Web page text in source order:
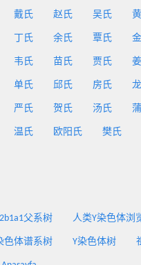
戴氏 赵氏 吴氏
丁氏 余氏 覃氏
韦氏 苗氏 贾氏
单氏 邱氏 房氏
严氏 贺氏 汤氏
温氏 欧阳氏 樊氏
父系树 人类Y染色体浏
色体谱系树 Y染色体树